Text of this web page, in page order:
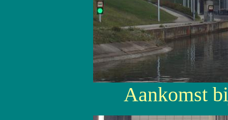
Aankomst